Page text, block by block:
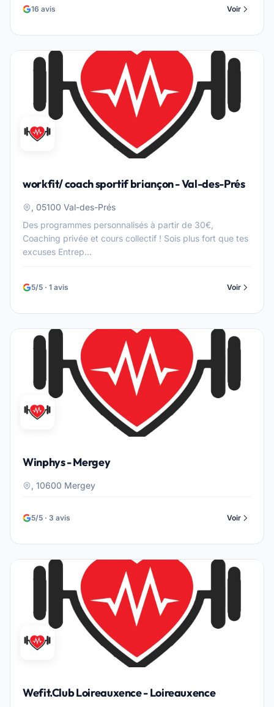
16 avis Voir
workfit/ coach sportif briançon - Val-des-Prés
, 05100 Val-des-Prés
Des programmes personnalisés à partir de 30€,
Coaching privée et cours collectif ! Sois plus fort que tes
excuses Entrep...
5/5 · 1 avis Voir
Winphys - Mergey
, 10600 Mergey
5/5 · 3 avis Voir
Wefit.Club Loireauxence - Loireauxence